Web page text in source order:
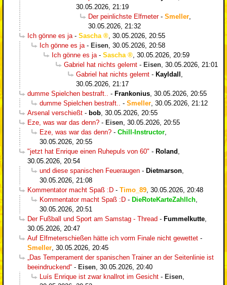
30.05.2026, 21:19
Der peinlichste Elfmeter- Smeller
30.05.2026, 21:32
Ich gönne es ja - Sascha
30.05.2026, 20:55
Ich gönne es ja - Eisen 30.05.2026, 20:58
Ich gönne es ja - Sascha
30.05.2026, 20:59
Gabriel hat nichts gelernt - Eisen 30.05.2026, 21:01
Gabriel hat nichts gelernt - Kayldall
30.05.2026, 21:17
dumme Spielchen bestraft..
- Frankonius 30.05.2026, 20:55
dumme Spielchen bestraft..
- Smeller 30.05.2026, 21:12
Arsenal verschießt - bob 30.05.2026, 20:55
Eze, was war das denn? - Eisen 30.05.2026, 20:55
Eze, was war das denn? - Chill-Instructor
30.05.2026, 20:55
"jetzt hat Enrique einen Ruhepuls von 60" - Roland
30.05.2026, 20:54
und diese spanischen Feueraugen - Dietmarson
30.05.2026, 21:08
Kommentator macht Spaß :D - Timo_89 30.05.2026, 20:48
Kommentator macht Spaß :D - DieRoteKarteZahlIch
30.05.2026, 20:51
Der Fußball und Sport am Samstag - Thread - Fummelkutte
30.05.2026, 20:47
Auf Elfmeterschießen hätte ich vorm Finale nicht gewettet -
Smeller 30.05.2026, 20:45
„Das Temperament der spanischen Trainer an der Seitenlinie ist
beeindruckend“ - Eisen 30.05.2026, 20:40
Luís Enrique ist zwar knallrot im Gesicht - Eisen